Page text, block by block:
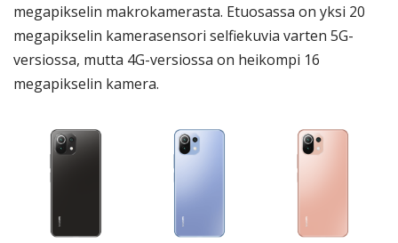
megapikselin makrokamerasta. Etuosassa on yksi 20
megapikselin kamerasensori selfiekuvia varten 5G-
versiossa, mutta 4G-versiossa on heikompi 16
megapikselin kamera.